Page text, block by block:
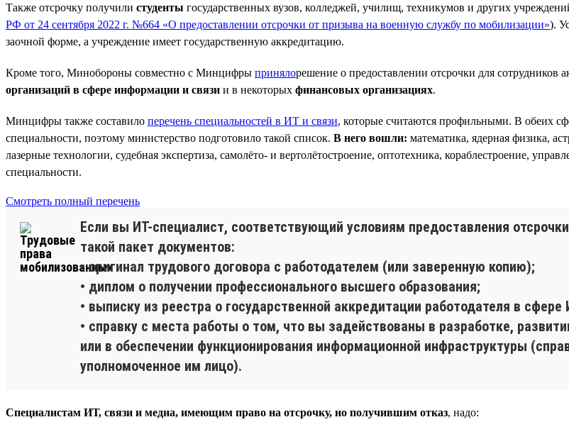
Также отсрочку получили студенты государственных вузов, колледжей, училищ, техникумов и других
РФ от 24 сентября 2022 г. №664 «О предоставлении отсрочки от призыва на военную службу по мобилизации»).
заочной форме, а учреждение имеет государственную аккредитацию.
Кроме того, Минобороны совместно с Минцифры принялорешение о предоставлении отсрочки для сотрудников
организаций в сфере информации и связи и в некоторых финансовых организациях.
Минцифры также составило перечень специальностей в ИТ и связи, которые считаются профильными. В обеих
специальности, поэтому министерство подготовило такой список. В него вошли: математика, ядерная физика,
лазерные технологии, судебная экспертиза, самолёто- и вертолётостроение, оптотехника, кораблестроение,
специальности.
Смотреть полный перечень
Если вы ИТ-специалист, соответствующий условиям предоставления
такой пакет документов:
• оригинал трудового договора с работодателем (или заверенную копию);
• диплом о получении профессионального высшего образования;
• выписку из реестра о государственной аккредитации работодателя в сфере
• справку с места работы о том, что вы задействованы в разработке,
или в обеспечении функционирования информационной инфраструктуры
уполномоченное им лицо).
Специалистам ИТ, связи и медиа, имеющим право на отсрочку, но получившим отказ, надо: